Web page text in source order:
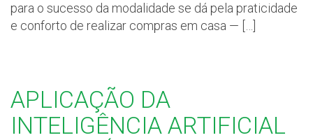
para o sucesso da modalidade se dá pela praticidade
e conforto de realizar compras em casa — […]
APLICAÇÃO DA
INTELIGÊNCIA ARTIFICIAL